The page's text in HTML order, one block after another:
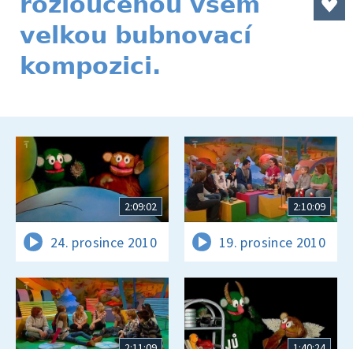
velkou bubnovací
kompozici.
2:09:02
24. prosince 2010
2:10:09
19. prosince 2010